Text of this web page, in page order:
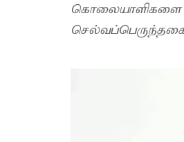
கொலையாளிகளை
செல்வப்பெருந்தகை